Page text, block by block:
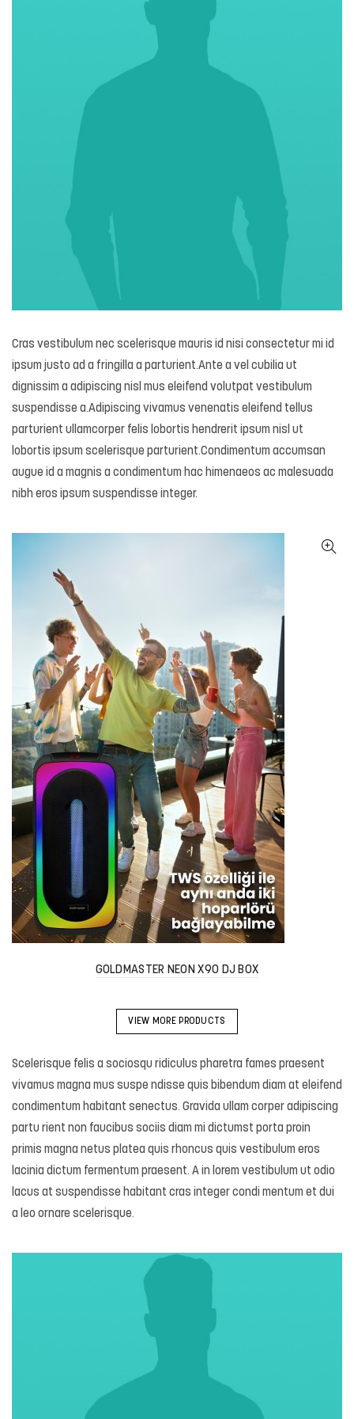
Cras vestibulum nec scelerisque mauris id nisi consectetur mi id
ipsum justo ad a fringilla a parturient.Ante a vel cubilia ut
dignissim a adipiscing nisl mus eleifend volutpat vestibulum
suspendisse a.Adipiscing vivamus venenatis eleifend tellus
parturient ullamcorper felis lobortis hendrerit ipsum nisl ut
lobortis ipsum scelerisque parturient.Condimentum accumsan
augue id a magnis a condimentum hac himenaeos ac malesuada
nibh eros ipsum suspendisse integer.
GOLDMASTER NEON X90 DJ BOX
VIEW MORE PRODUCTS
Scelerisque felis a sociosqu ridiculus pharetra fames praesent
vivamus magna mus suspe ndisse quis bibendum diam at eleifend
condimentum habitant senectus. Gravida ullam corper adipiscing
partu rient non faucibus sociis diam mi dictumst porta proin
primis magna netus platea quis rhoncus quis vestibulum eros
lacinia dictum fermentum praesent. A in lorem vestibulum ut odio
lacus at suspendisse habitant cras integer condi mentum et dui
a leo ornare scelerisque.